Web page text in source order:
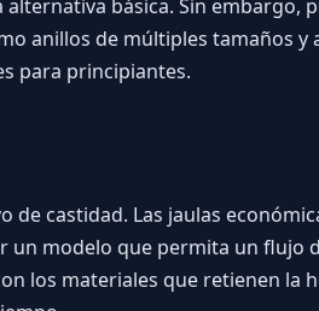
básica. Sin embargo,
anillos de múltiples tamaños y
para principiantes.
castidad. Las jaulas
un modelo que permita un flujo
los materiales que retienen la